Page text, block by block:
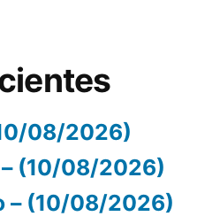
08/2026)
(10/08/2026)
– (10/08/2026)